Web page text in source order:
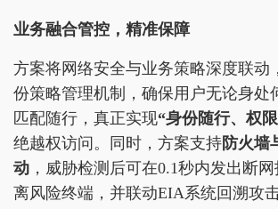
业务融合管控，精准保障
方案将网络安全与业务策略深度联动
份策略管理机制，确保用户无论身处
匹配随行，真正实现“身份随行、权
绝越权访问。同时，方案支持防火墙
动 ，威胁检测后可在0.1秒内发出断
离风险终端，并联动EIA系统回溯攻